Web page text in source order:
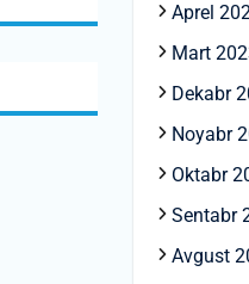
Aprel
Mart
Dekabr
Noyabr
Oktabr
Sentabr
Avgust